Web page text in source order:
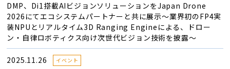
DMP、Di1搭載AIビジョンソリューションをJapan Drone
2026にてエコシステムパートナーと共に展示〜業界初のFP4実
装NPUとリアルタイム3D Ranging Engineによる、ドロー
ン・自律ロボティクス向け次世代ビジョン技術を披露〜
2025.11.26 イベント